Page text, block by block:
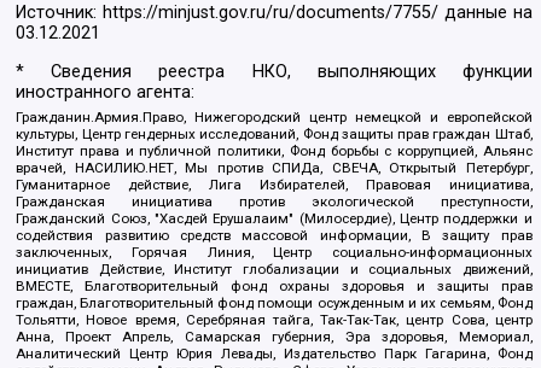
Источник: https://minjust.gov.ru/ru/documents/7755/ данные на
03.12.2021
* Сведения реестра НКО, выполняющих функции
иностранного агента:
Гражданин.Армия.Право, Нижегородский центр немецкой и европейской
культуры, Центр гендерных исследований, Фонд защиты прав граждан Штаб,
Институт права и публичной политики, Фонд борьбы с коррупцией, Альянс
врачей, НАСИЛИЮ.НЕТ, Мы против СПИДа, СВЕЧА, Открытый Петербург,
Гуманитарное действие, Лига Избирателей, Правовая инициатива,
Гражданская инициатива против экологической преступности,
Гражданский Союз, "Хасдей Ерушалаим" (Милосердие), Центр поддержки и
содействия развитию средств массовой информации, В защиту прав
заключенных, Горячая Линия, Центр социально-информационных
инициатив Действие, Институт глобализации и социальных движений,
ВМЕСТЕ, Благотворительный фонд охраны здоровья и защиты прав
граждан, Благотворительный фонд помощи осужденным и их семьям, Фонд
Тольятти, Новое время, Серебряная тайга, Так-Так-Так, центр Сова, центр
Анна, Проект Апрель, Самарская губерния, Эра здоровья, Мемориал,
Аналитический Центр Юрия Левады, Издательство Парк Гагарина, Фонд